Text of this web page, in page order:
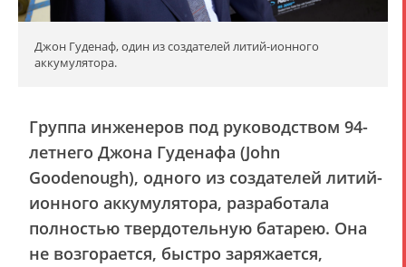
Джон Гуденаф, один из создателей литий-ионного
аккумулятора.
Группа инженеров под руководством 94-
летнего Джона Гуденафа (John
Goodenough), одного из создателей литий-
ионного аккумулятора, разработала
полностью твердотельную батарею. Она
не возгорается, быстро заряжается,